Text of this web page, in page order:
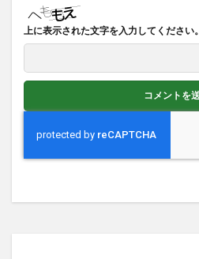
上に表示された文字を入力してください。